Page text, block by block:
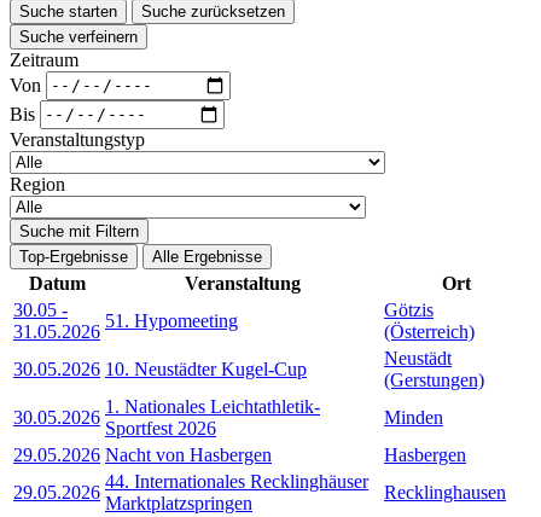
Suche starten
Suche zurücksetzen
Suche verfeinern
Zeitraum
Von
Bis
Veranstaltungstyp
Region
Suche mit Filtern
Top-Ergebnisse
Alle Ergebnisse
Datum Veranstaltung
Ort
30.05 -
31.05.2026
51. Hypomeeting
Götzis
(Österreich)
30.05.2026 10. Neustädter Kugel-Cup
Neustädt
(Gerstungen)
30.05.2026
1. Nationales Leichtathletik-
Sportfest 2026
Minden
29.05.2026 Nacht von Hasbergen
Hasbergen
29.05.2026
44. Internationales Recklinghäuser
Marktplatzspringen
Recklinghausen